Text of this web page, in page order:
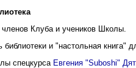
членов Клуба и учеников Школы.
и "настольная книга"
спецкурса Евгения "Suboshi"